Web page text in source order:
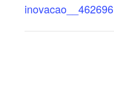
inovacao__462696